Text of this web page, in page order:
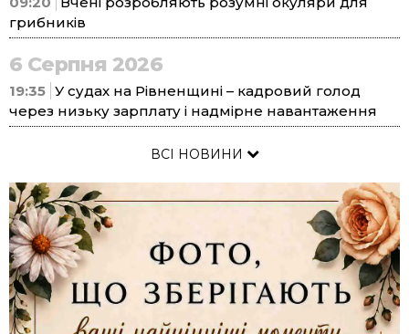
грибників
6 Серпня 2026
19:35 У судах на Рівненщині – кадровий голод
через низьку зарплату і надмірне навантаження
ВСІ НОВИНИ